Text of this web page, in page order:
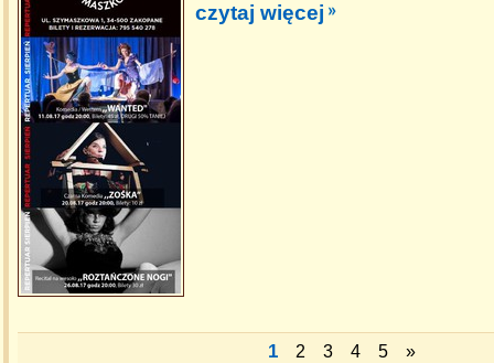
czytaj więcej
1 2 3 4 5 »